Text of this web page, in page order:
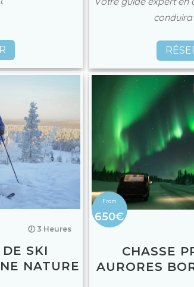
🕖 3 Heures
SKI
NATURE
650€
CHASSE
AURORES